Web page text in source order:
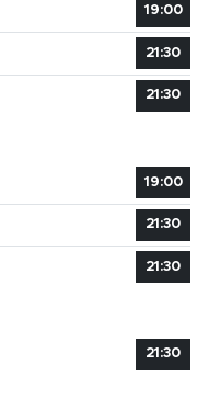
19:00
21:30
21:30
19:00
21:30
21:30
21:30